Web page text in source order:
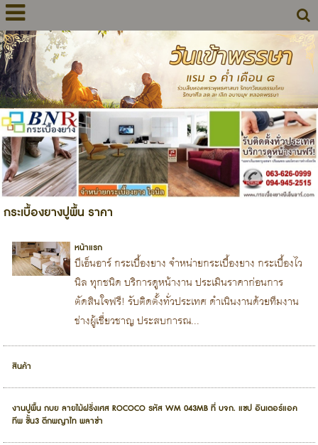
กระเบื้องยางปูพื้น ราคา
หน้าแรก
บีเอ็นอาร์ กระเบื้องยาง จำหน่ายกระเบื้องยาง กระเบื้องไว
นิล ทุกชนิด บริการดูหน้างาน ประเมินราคาก่อนการ
ตัดสินใจฟรี! รับติดตั้งทั่วประเทศ ดำเนินงานด้วยทีมงาน
ช่างผู้เชี่ยวชาญ ประสบการณ...
สินค้า
งานปูพื้น กบย ลายไม้ฝรั่งเศส ROCOCO รหัส WM 043MB ที่ บจก. แซป อินเตอร์แอค
ทีพ ชั้น3 ตึกพญาไท พลาซ่า